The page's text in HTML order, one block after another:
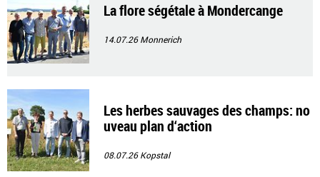
La flore ségétale à Mondercange
14.07.26Monnerich
Les herbes sauvages des champs: no
uveau plan d‘action
08.07.26Kopstal